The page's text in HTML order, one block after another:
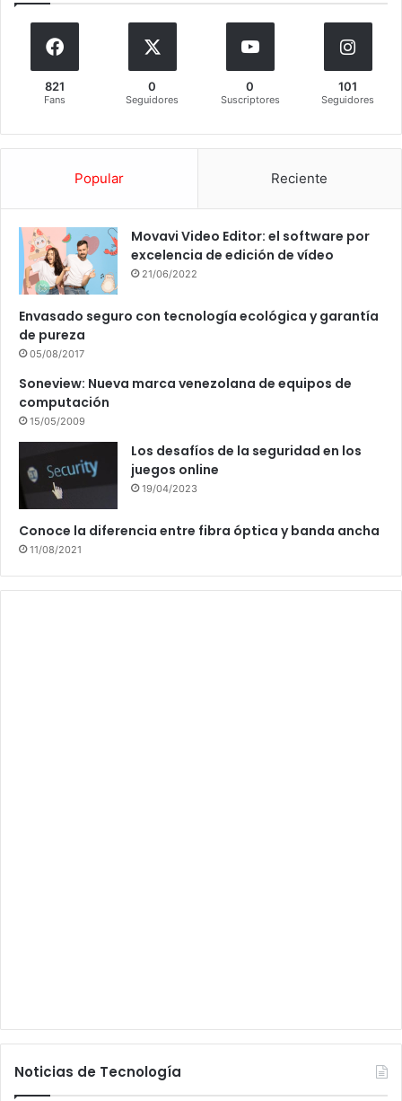
821
Fans
0
Seguidores
0
Suscriptores
101
Seguidores
Popular Reciente
Movavi Video Editor: el software por
excelencia de edición de vídeo
21/06/2022
Envasado seguro con tecnología ecológica y garantía
de pureza
05/08/2017
Soneview: Nueva marca venezolana de equipos de
computación
15/05/2009
Los desafíos de la seguridad en los
juegos online
19/04/2023
Conoce la diferencia entre fibra óptica y banda ancha
11/08/2021
Noticias de Tecnología